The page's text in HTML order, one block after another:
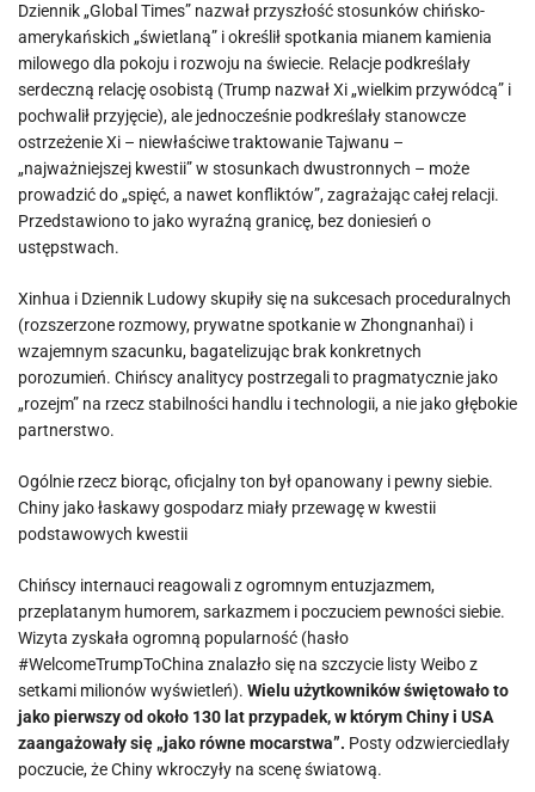
Dziennik „Global Times” nazwał przyszłość stosunków chińsko-
amerykańskich „świetlaną” i określił spotkania mianem kamienia
milowego dla pokoju i rozwoju na świecie. Relacje podkreślały
serdeczną relację osobistą (Trump nazwał Xi „wielkim przywódcą” i
pochwalił przyjęcie), ale jednocześnie podkreślały stanowcze
ostrzeżenie Xi – niewłaściwe traktowanie Tajwanu –
„najważniejszej kwestii” w stosunkach dwustronnych – może
prowadzić do „spięć, a nawet konfliktów”, zagrażając całej relacji.
Przedstawiono to jako wyraźną granicę, bez doniesień o
ustępstwach.
Xinhua i Dziennik Ludowy skupiły się na sukcesach proceduralnych
(rozszerzone rozmowy, prywatne spotkanie w Zhongnanhai) i
wzajemnym szacunku, bagatelizując brak konkretnych
porozumień. Chińscy analitycy postrzegali to pragmatycznie jako
„rozejm” na rzecz stabilności handlu i technologii, a nie jako głębokie
partnerstwo.
Ogólnie rzecz biorąc, oficjalny ton był opanowany i pewny siebie.
Chiny jako łaskawy gospodarz miały przewagę w kwestii
podstawowych kwestii
Chińscy internauci reagowali z ogromnym entuzjazmem,
przeplatanym humorem, sarkazmem i poczuciem pewności siebie.
Wizyta zyskała ogromną popularność (hasło
#WelcomeTrumpToChina znalazło się na szczycie listy Weibo z
setkami milionów wyświetleń). Wielu użytkowników świętowało to
jako pierwszy od około 130 lat przypadek, w którym Chiny i USA
zaangażowały się „jako równe mocarstwa”. Posty odzwierciedlały
poczucie, że Chiny wkroczyły na scenę światową.